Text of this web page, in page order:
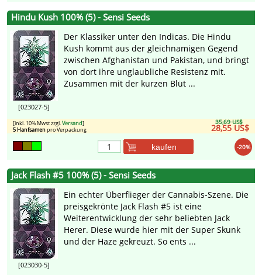
Hindu Kush 100% (5) - Sensi Seeds
[023027-5]
Der Klassiker unter den Indicas. Die Hindu
Kush kommt aus der gleichnamigen Gegend
zwischen Afghanistan und Pakistan, und bringt
von dort ihre unglaubliche Resistenz mit.
Zusammen mit der kurzen Blüt ...
35,69 US$
28,55 US$
[inkl. 10% Mwst zzgl.Versand]
5 Hanfsamenpro Verpackung
-20%
kaufen
Jack Flash #5 100% (5) - Sensi Seeds
[023030-5]
Ein echter Überflieger der Cannabis-Szene. Die
preisgekrönte Jack Flash #5 ist eine
Weiterentwicklung der sehr beliebten Jack
Herer. Diese wurde hier mit der Super Skunk
und der Haze gekreuzt. So ents ...